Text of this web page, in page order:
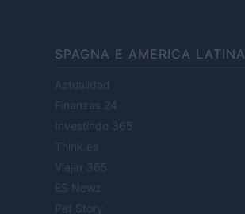
SPAGNA E AMERICA LATINA
Actualidad
Finanzas 24
Investindo 365
Think.es
Viajar 365
ES Newz
Pet Story